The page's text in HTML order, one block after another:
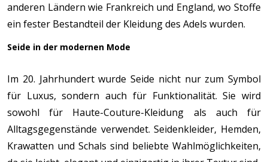
anderen Ländern wie Frankreich und England, wo Stoffe
ein fester Bestandteil der Kleidung des Adels wurden.
Seide in der modernen Mode
Im 20. Jahrhundert wurde Seide nicht nur zum Symbol
für Luxus, sondern auch für Funktionalität. Sie wird
sowohl für Haute-Couture-Kleidung als auch für
Alltagsgegenstände verwendet. Seidenkleider, Hemden,
Krawatten und Schals sind beliebte Wahlmöglichkeiten,